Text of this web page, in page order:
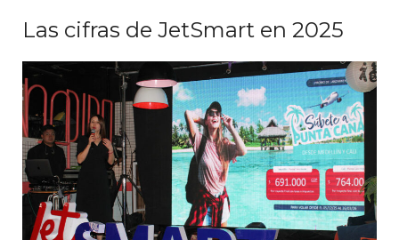
Las cifras de JetSmart en 2025